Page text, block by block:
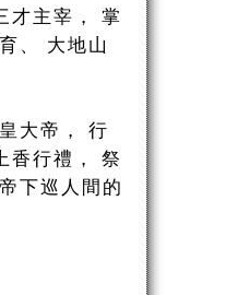
才主宰， 掌
、 大地山
大帝， 行
香行禮， 祭
下巡人間的